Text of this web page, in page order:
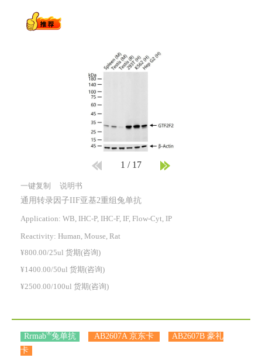
1 / 17
一键复制 说明书
通用转录因子IIF亚基2重组兔单抗
Application: WB, IHC-P, IHC-F, IF, Flow-Cyt, IP
Reactivity: Human, Mouse, Rat
¥800.00/25ul 货期(咨询)
¥1400.00/50ul 货期(咨询)
¥2500.00/100ul 货期(咨询)
Rrmab®兔单抗 AB2607A 京东卡
AB2607B 豪礼
卡